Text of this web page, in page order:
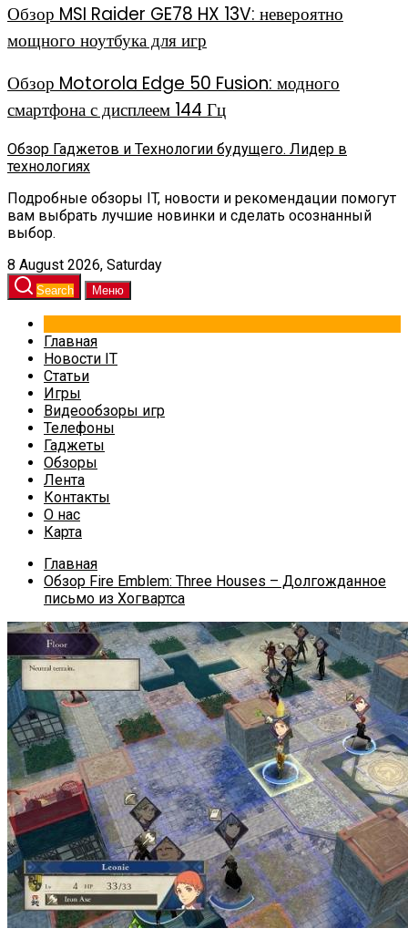
Обзор MSI Raider GE78 HX 13V: невероятно
мощного ноутбука для игр
Обзор Motorola Edge 50 Fusion: модного
смартфона с дисплеем 144 Гц
Обзор Гаджетов и Технологии будущего. Лидер в
технологиях
Подробные обзоры IT, новости и рекомендации помогут
вам выбрать лучшие новинки и сделать осознанный
выбор.
8 August 2026, Saturday
Search Меню
Главная
Новости IT
Статьи
Игры
Видеообзоры игр
Телефоны
Гаджеты
Обзоры
Лента
Контакты
О нас
Карта
Главная
Обзор Fire Emblem: Three Houses – Долгожданное
письмо из Хогвартса